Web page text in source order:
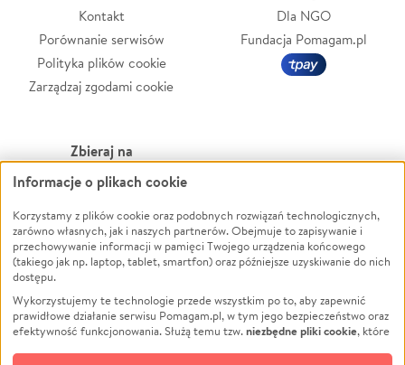
Kontakt
Porównanie serwisów
Polityka plików cookie
Zarządzaj zgodami cookie
Dla NGO
Fundacja Pomagam.pl
Zbieraj na
Leczenie
Zwierzęta
Pożar
Ukraina
Pomoc Finansowa
Projekty
Pogrzeb
Powódź
Wichura
NGO
Edukacja
Podróż
Impreza
Informacje o plikach cookie
Korzystamy z plików cookie oraz podobnych rozwiązań technologicznych,
zarówno własnych, jak i naszych partnerów. Obejmuje to zapisywanie i
przechowywanie informacji w pamięci Twojego urządzenia końcowego
(takiego jak np. laptop, tablet, smartfon) oraz późniejsze uzyskiwanie do nich
dostępu.
Wykorzystujemy te technologie przede wszystkim po to, aby zapewnić
prawidłowe działanie serwisu Pomagam.pl, w tym jego bezpieczeństwo oraz
efektywność funkcjonowania. Służą temu tzw.niezbędne pliki cookie, które